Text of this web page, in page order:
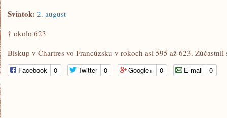
Sviatok: 2. august
† okolo 623
Biskup v Chartres vo Francúzsku v rokoch asi 595 až 623. Zúčastnil
Facebook 0 Twitter 0 Google+ 0 E-mail 0